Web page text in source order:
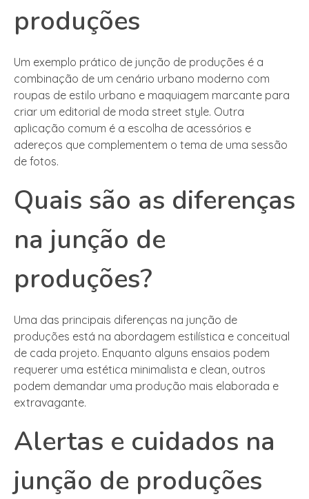
produções
Um exemplo prático de junção de produções é a
combinação de um cenário urbano moderno com
roupas de estilo urbano e maquiagem marcante para
criar um editorial de moda street style. Outra
aplicação comum é a escolha de acessórios e
adereços que complementem o tema de uma sessão
de fotos.
Quais são as diferenças
na junção de
produções?
Uma das principais diferenças na junção de
produções está na abordagem estilística e conceitual
de cada projeto. Enquanto alguns ensaios podem
requerer uma estética minimalista e clean, outros
podem demandar uma produção mais elaborada e
extravagante.
Alertas e cuidados na
junção de produções